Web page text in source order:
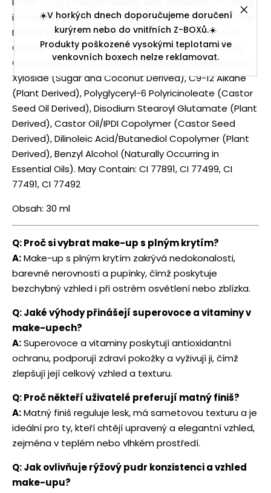
☀️V horkých dnech doporučujeme doručení
kurýrem nebo do vnitřních Z-BOXů.☀️
Produkty poškozené vysokými teplotami ve
venkovních boxech nelze reklamovat.
in Solandra Flowers), Disteardimonium Hectorite (Clay
Mineral Hectorite), Capryloyl Glycerin/Sebacic Acid
Copolymer (Coconut and Castor Seed Oil Derived),
Octyldodecanol (Coconut Oil Derived), Octyldodecyl
Xyloside (Sugar and Coconut Derived), C9-12 Alkane
(Plant Derived), Polyglyceryl-6 Polyricinoleate (Castor
Seed Oil Derived), Disodium Stearoyl Glutamate (Plant
Derived), Castor Oil/IPDI Copolymer (Castor Seed
Derived), Dilinoleic Acid/Butanediol Copolymer (Plant
Derived), Benzyl Alcohol (Naturally Occurring in
Essential Oils). May Contain: CI 77891, CI 77499, CI
77491, CI 77492
Obsah: 30 ml
Q: Proč si vybrat make-up s plným krytím?
A:Make-up s plným krytím zakrývá nedokonalosti,
barevné nerovnosti a pupínky, čímž poskytuje
bezchybný vzhled i při ostrém osvětlení nebo zblízka.
Q: Jaké výhody přinášejí superovoce a vitaminy v
make-upech?
A:Superovoce a vitaminy poskytují antioxidantní
ochranu, podporují zdraví pokožky a vyživují ji, čímž
zlepšují její celkový vzhled a texturu.
Q: Proč někteří uživatelé preferují matný finiš?
A:Matný finiš reguluje lesk, má sametovou texturu a je
ideální pro ty, kteří chtějí upravený a elegantní vzhled,
zejména v teplém nebo vlhkém prostředí.
Q: Jak ovlivňuje rýžový pudr konzistenci a vzhled
make-upu?